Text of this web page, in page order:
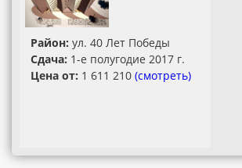
Район: ул. 40 Лет Победы
Сдача: 1-е полугодие 2017 г.
Цена от: 1 611 210 (смотреть)